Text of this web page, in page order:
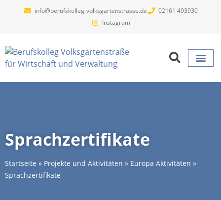
info@berufskolleg-volksgartenstrasse.de
02161 493930
Instagram
Sprachzertifikate
Startseite » Projekte und Aktivitäten » Europa Aktivitäten »
Sprachzertifikate